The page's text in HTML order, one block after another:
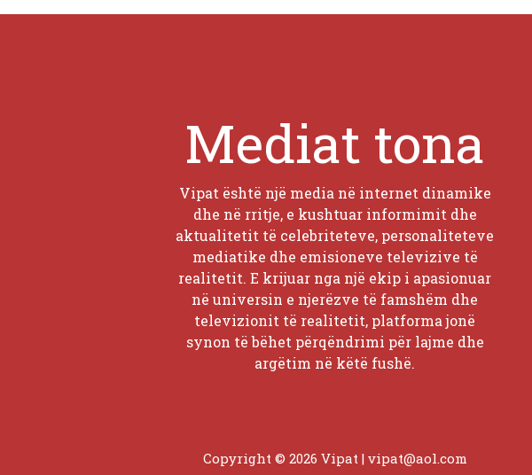
Mediat tona
Vipat është një media në internet dinamike
dhe në rritje, e kushtuar informimit dhe
aktualitetit të celebriteteve, personaliteteve
mediatike dhe emisioneve televizive të
realitetit. E krijuar nga një ekip i apasionuar
në universin e njerëzve të famshëm dhe
televizionit të realitetit, platforma jonë
synon të bëhet përqëndrimi për lajme dhe
argëtim në këtë fushë.
Copyright © 2026 Vipat | vipat@aol.com